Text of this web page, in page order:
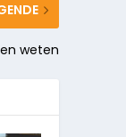
weten